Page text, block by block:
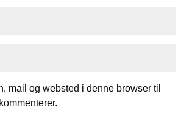
mail og websted i denne browser til